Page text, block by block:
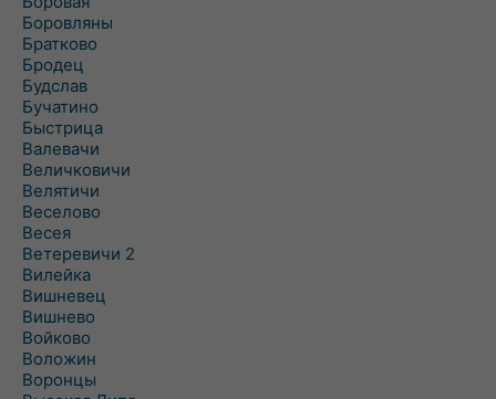
Боровляны
Братково
Бродец
Будслав
Бучатино
Быстрица
Валевачи
Величковичи
Велятичи
Веселово
Весея
Ветеревичи 2
Вилейка
Вишневец
Вишнево
Войково
Воложин
Воронцы